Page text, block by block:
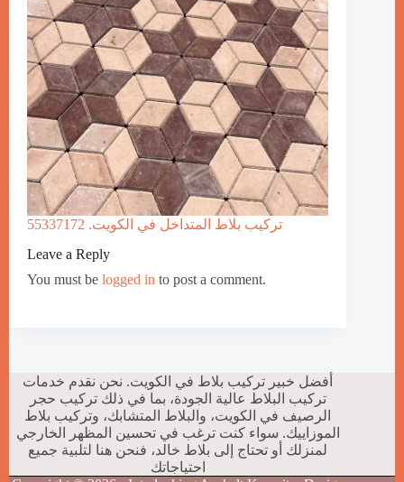
تركيب بلاط المتداخل في الكويت. 55337172
Leave a Reply
You must be logged in to post a comment.
أفضل خبير تركيب بلاط في الكويت. نحن نقدم خدمات
تركيب البلاط عالية الجودة، بما في ذلك تركيب حجر
الرصيف في الكويت، والبلاط المتشابك، وتركيب بلاط
الموزاييك. سواء كنت ترغب في تحسين المظهر الخارجي
لمنزلك أو تحتاج إلى بلاط خالد، فنحن هنا لتلبية جميع
احتياجاتك